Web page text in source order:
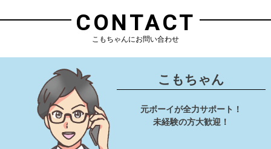
CONTACT
こもちゃんにお問い合わせ
こもちゃん
元ボーイが全力サポート！
未経験の方大歓迎！